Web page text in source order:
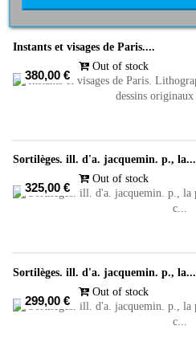
Instants et visages de Paris....
380,00 €
Out of stock
Sortilèges. ill. d'a. jacquemin. p., la...
325,00 €
Out of stock
Sortilèges. ill. d'a. jacquemin. p., la...
299,00 €
Out of stock